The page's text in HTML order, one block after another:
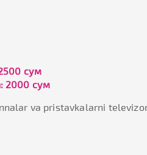
сум
2000 сум
va pristavkalarni